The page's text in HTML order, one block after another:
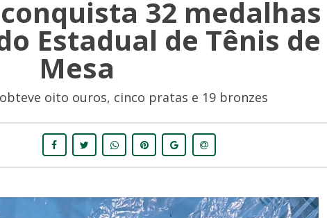
32 medalhas
Estadual de Tênis de
Mesa
oito ouros, cinco pratas e 19 bronzes